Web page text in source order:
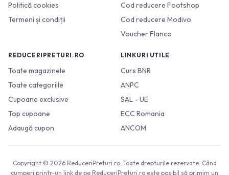
Politică cookies
Termeni și condiții
Cod reducere Footshop
Cod reducere Modivo
Voucher Flanco
REDUCERIPRETURI.RO
Toate magazinele
Toate categoriile
Cupoane exclusive
Top cupoane
Adaugă cupon
LINKURI UTILE
Curs BNR
ANPC
SAL - UE
ECC Romania
ANCOM
Copyright © 2026 ReduceriPreturi.ro. Toate drepturile rezervate. Când
cumperi printr-un link de pe ReduceriPreturi.ro este posibil să primim un